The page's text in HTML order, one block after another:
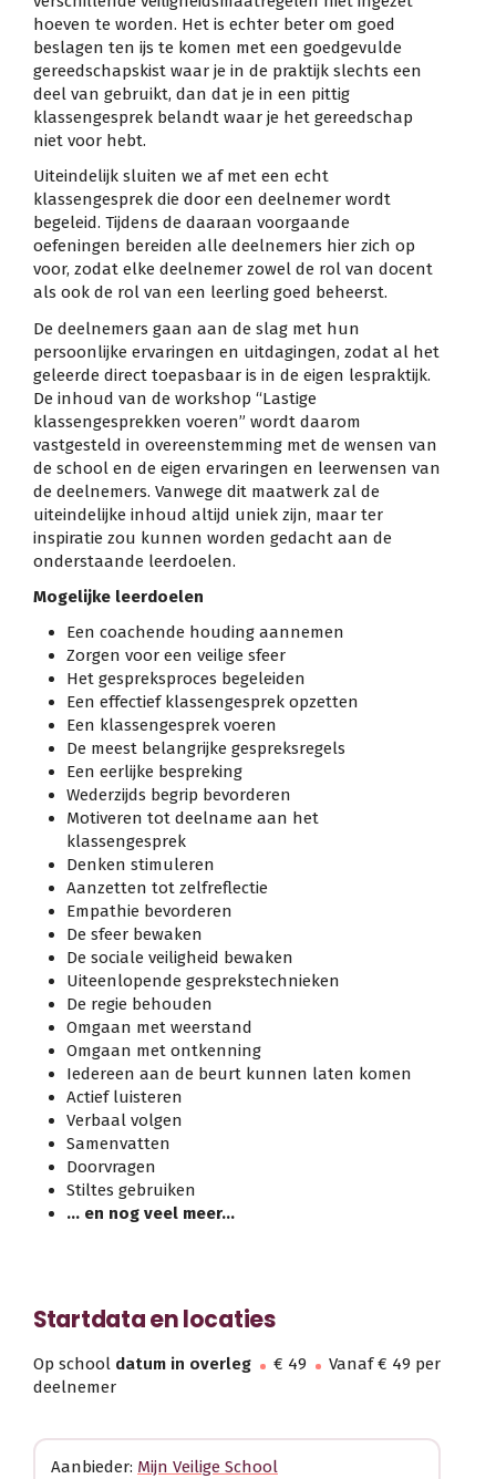
hoeven te worden. Het is echter beter om goed
beslagen ten ijs te komen met een goedgevulde
gereedschapskist waar je in de praktijk slechts een
deel van gebruikt, dan dat je in een pittig
klassengesprek belandt waar je het gereedschap
niet voor hebt.
Uiteindelijk sluiten we af met een echt
klassengesprek die door een deelnemer wordt
begeleid. Tijdens de daaraan voorgaande
oefeningen bereiden alle deelnemers hier zich op
voor, zodat elke deelnemer zowel de rol van docent
als ook de rol van een leerling goed beheerst.
De deelnemers gaan aan de slag met hun
persoonlijke ervaringen en uitdagingen, zodat al het
geleerde direct toepasbaar is in de eigen lespraktijk.
De inhoud van de workshop “Lastige
klassengesprekken voeren” wordt daarom
vastgesteld in overeenstemming met de wensen van
de school en de eigen ervaringen en leerwensen van
de deelnemers. Vanwege dit maatwerk zal de
uiteindelijke inhoud altijd uniek zijn, maar ter
inspiratie zou kunnen worden gedacht aan de
onderstaande leerdoelen.
Mogelijke leerdoelen
Een coachende houding aannemen
Zorgen voor een veilige sfeer
Het gespreksproces begeleiden
Een effectief klassengesprek opzetten
Een klassengesprek voeren
De meest belangrijke gespreksregels
Een eerlijke bespreking
Wederzijds begrip bevorderen
Motiveren tot deelname aan het
klassengesprek
Denken stimuleren
Aanzetten tot zelfreflectie
Empathie bevorderen
De sfeer bewaken
De sociale veiligheid bewaken
Uiteenlopende gesprekstechnieken
De regie behouden
Omgaan met weerstand
Omgaan met ontkenning
Iedereen aan de beurt kunnen laten komen
Actief luisteren
Verbaal volgen
Samenvatten
Doorvragen
Stiltes gebruiken
… en nog veel meer…
Startdata en locaties
Op school datum in overleg € 49
Vanaf € 49 per
deelnemer
Aanbieder: Mijn Veilige School